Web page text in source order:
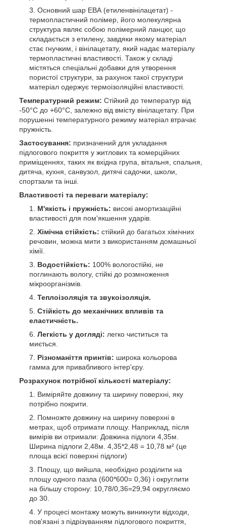
Основний шар ЕВА (етиленвінілацетат) -
термопластичний полімер, його молекулярна
структура являє собою полімерний ланцюг, що
складається з етилену, завдяки якому матеріал
стає гнучким, і вінілацетату, який надає матеріалу
термопластичні властивості. Також у складі
містяться спеціальні добавки для утворення
пористої структури, за рахунок такої структури
матеріал одержує термоізоляційні властивості.
Температурний режим: Стійкий до температур від
-50°C до +60°C, залежно від вмісту вінілацетату. При
порушенні температурного режиму матеріал втрачає
пружність.
Застосування: призначений для укладання
підлогового покриття у житлових та комерційних
приміщеннях, таких як вхідна група, вітальня, спальня,
дитяча, кухня, санвузол, дитячі садочки, школи,
спортзали та інші.
Властивості та переваги матеріалу:
М'якість і пружність: високі амортизаційні
властивості для пом'якшення ударів.
Хімічна стійкість: стійкий до багатьох хімічних
речовин, можна мити з використанням домашньої
хімії.
Водостійкість: 100% вологостійкі, не
поглинають вологу, стійкі до розмноження
мікроорганізмів.
Теплоізоляція та звукоізоляція.
Стійкість до механічних впливів та
еластичність.
Легкість у догляді: легко чиститься та
миється.
Різноманіття принтів: широка кольорова
гамма для привабливого інтер'єру.
Розрахунок потрібної кількості матеріалу:
Виміряйте довжину та ширину поверхні, яку
потрібно покрити.
Помножте довжину на ширину поверхні в
метрах, щоб отримати площу. Наприклад, після
вимірів ви отримали: Довжина підлоги 4,35м.
Ширина підлоги 2,48м. 4,35*2,48 = 10,78 м² (це
площа всієї поверхні підлоги)
Площу, що вийшла, необхідно розділити на
площу одного пазла (600*600= 0,36) і округлити
на більшу сторону: 10,78/0,36=29,94 округляємо
до 30.
У процесі монтажу можуть виникнути відходи,
пов'язані з підрізуванням підлогового покриття,